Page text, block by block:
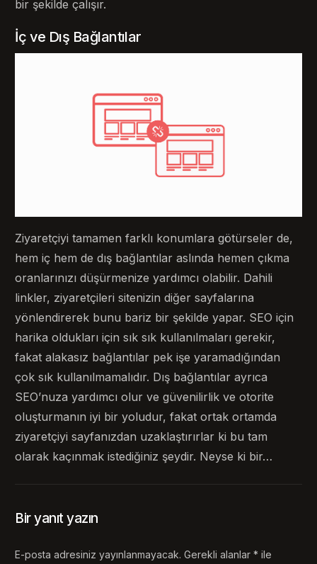
bir şekilde çalışır.
İç ve Dış Bağlantılar
Ziyaretçiyi tamamen farklı konumlara götürseler de,
hem iç hem de dış bağlantılar aslında hemen çıkma
oranlarınızı düşürmenize yardımcı olabilir. Dahili
linkler, ziyaretçileri sitenizin diğer sayfalarına
yönlendirerek bunu bariz bir şekilde yapar. SEO için
harika oldukları için sık sık kullanılmaları gerekir,
fakat alakasız bağlantılar pek işe yaramadığından
çok sık kullanılmamalıdır. Dış bağlantılar ayrıca
SEO’nuza yardımcı olur ve güvenilirlik ve otorite
oluşturmanın iyi bir yoludur, fakat ortak ortamda
ziyaretçiyi sayfanızdan uzaklaştırırlar ki bu tam
olarak kaçınmak istediğiniz şeydir. Neyse ki bir…
Bir yanıt yazın
E-posta adresiniz yayınlanmayacak. Gerekli alanlar* ile